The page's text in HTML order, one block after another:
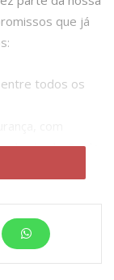
que já
entre todos os
circulação de
Herval e
2h, com
dos